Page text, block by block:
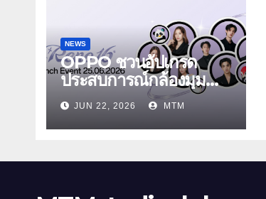
NEWS
OPPO ชวนอัปเกรด
ประสบการณ์กล้องมุม
กว้างพิเศษ 50MP สมา
ร์ตโฟนเพื่อนซี้ เทรนดี้ทุ
กช็อต ในงาน OPPO
JUN 22, 2026 MTM